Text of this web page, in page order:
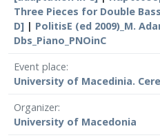
Three Pieces for Double
D] | PolitisE (ed 2009)_M.
Dbs_Piano_PNOinC
Event place
University of Macedinia.
Organizer
University of Macedonia